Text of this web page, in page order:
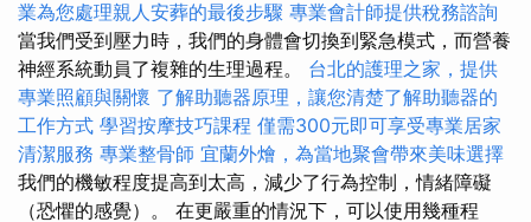
業為您處理親人安葬的最後步驟 專業會計師提供稅務諮詢
當我們受到壓力時，我們的身體會切換到緊急模式，而營養
神經系統動員了複雜的生理過程。 台北的護理之家，提供
專業照顧與關懷 了解助聽器原理，讓您清楚了解助聽器的
工作方式 學習按摩技巧課程 僅需300元即可享受專業居家
清潔服務 專業整骨師 宜蘭外燴，為當地聚會帶來美味選擇
我們的機敏程度提高到太高，減少了行為控制，情緒障礙
（恐懼的感覺）。 在更嚴重的情況下，可以使用幾種程